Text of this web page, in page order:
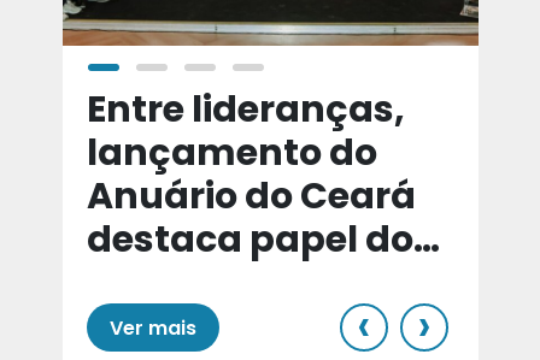
Entre lideranças,
lançamento do
Anuário do Ceará
destaca papel do
Ver mais ‹ ›